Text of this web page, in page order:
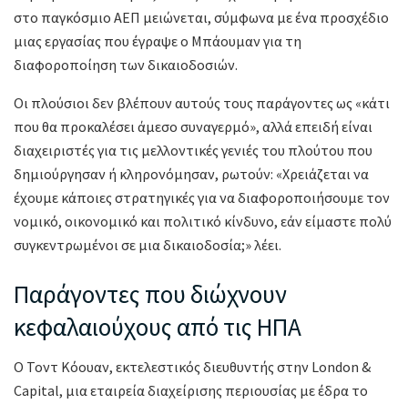
στο παγκόσμιο ΑΕΠ μειώνεται, σύμφωνα με ένα προσχέδιο
μιας εργασίας που έγραψε ο Μπάουμαν για τη
διαφοροποίηση των δικαιοδοσιών.
Οι πλούσιοι δεν βλέπουν αυτούς τους παράγοντες ως «κάτι
που θα προκαλέσει άμεσο συναγερμό», αλλά επειδή είναι
διαχειριστές για τις μελλοντικές γενιές του πλούτου που
δημιούργησαν ή κληρονόμησαν, ρωτούν: «Χρειάζεται να
έχουμε κάποιες στρατηγικές για να διαφοροποιήσουμε τον
νομικό, οικονομικό και πολιτικό κίνδυνο, εάν είμαστε πολύ
συγκεντρωμένοι σε μια δικαιοδοσία;» λέει.
Παράγοντες που διώχνουν
κεφαλαιούχους από τις ΗΠΑ
Ο Τοντ Κόουαν, εκτελεστικός διευθυντής στην London &
Capital, μια εταιρεία διαχείρισης περιουσίας με έδρα το